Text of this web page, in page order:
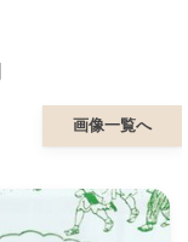
画像一覧へ